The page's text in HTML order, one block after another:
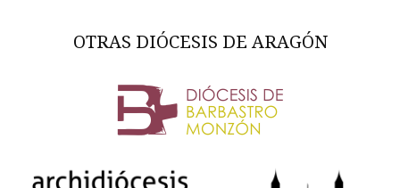
OTRAS DIÓCESIS DE ARAGÓN